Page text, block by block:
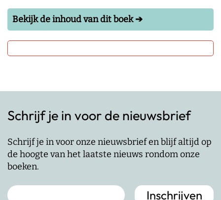
Bekijk de inhoud van dit boek ➔
Schrijf je in voor de nieuwsbrief
Schrijf je in voor onze nieuwsbrief en blijf altijd op
de hoogte van het laatste nieuws rondom onze
boeken.